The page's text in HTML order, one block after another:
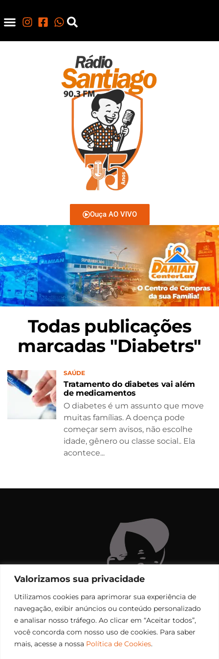
Valorizamos sua privacidade
Utilizamos cookies para aprimorar sua experiência de
navegação, exibir anúncios ou conteúdo personalizado
e analisar nosso tráfego. Ao clicar em “Aceitar todos”,
você concorda com nosso uso de cookies. Para saber
mais, acesse a nossa Política de Cookies.
Ouça AO VIVO
Todas publicações
marcadas "Diabetrs"
SAÚDE
Tratamento do diabetes vai além
de medicamentos
O diabetes é um assunto que move
muitas famílias. A doença pode
começar sem avisos, não escolhe
idade, gênero ou classe social.. Ela
acontece...